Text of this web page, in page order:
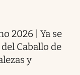
2026 | Ya se
Caballo de
y